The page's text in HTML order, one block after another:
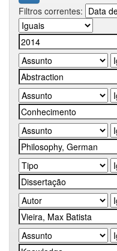
Filtros correntes: